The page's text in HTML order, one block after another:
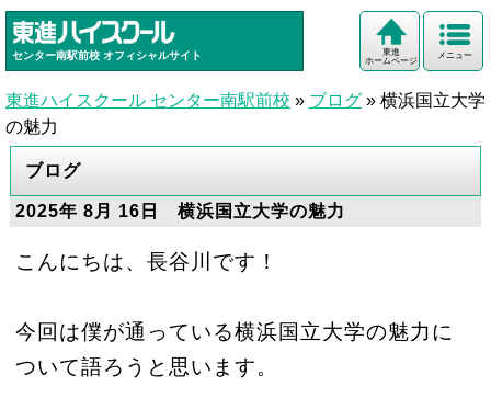
センター南駅前校 オフィシャルサイト メニュー
東進
ホームページ
東進ハイスクール センター南駅前校 » ブログ » 横浜国立大学
の魅力
ブログ
2025年 8月 16日 横浜国立大学の魅力
こんにちは、長谷川です！
今回は僕が通っている横浜国立大学の魅力に
ついて語ろうと思います。